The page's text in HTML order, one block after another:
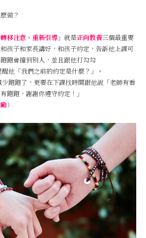
做？
移注意、重新引導 」就是正向教養三個最重要
孩子和家長講好，和孩子約定，告訴他上課可
跑會撞到別人，並且跟他打勾勾
他「我們之前的約定是什麼？」。
跑跑了，更要在下課找時間跟他說「老師有看
跑跑，謝謝你遵守約定！」
）